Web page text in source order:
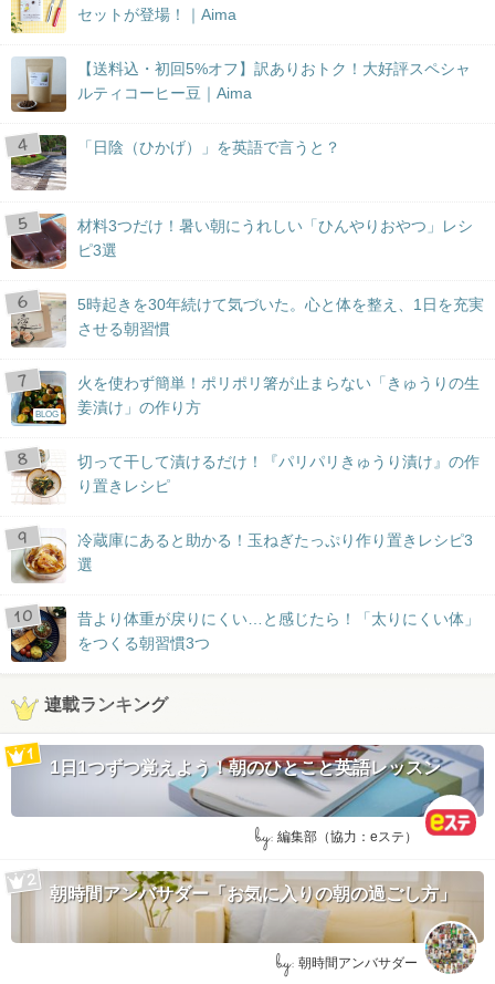
セットが登場！｜Aima
【送料込・初回5%オフ】訳ありおトク！大好評スペシャ
ルティコーヒー豆｜Aima
「日陰（ひかげ）」を英語で言うと？
材料3つだけ！暑い朝にうれしい「ひんやりおやつ」レシ
ピ3選
5時起きを30年続けて気づいた。心と体を整え、1日を充実
させる朝習慣
BLOG
火を使わず簡単！ポリポリ箸が止まらない「きゅうりの生
姜漬け」の作り方
切って干して漬けるだけ！『パリパリきゅうり漬け』の作
り置きレシピ
冷蔵庫にあると助かる！玉ねぎたっぷり作り置きレシピ3
選
昔より体重が戻りにくい…と感じたら！「太りにくい体」
をつくる朝習慣3つ
連載ランキング
1日1つずつ覚えよう！朝のひとこと英語レッスン
by: 編集部（協力：eステ）
朝時間アンバサダー「お気に入りの朝の過ごし方」
by: 朝時間アンバサダー